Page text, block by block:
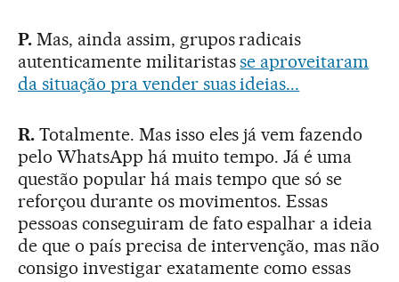
P.Mas, ainda assim, grupos radicais
autenticamente militaristasse aproveitaram
da situação pra vender suas ideias...
R.Totalmente. Mas isso eles já vem fazendo
pelo WhatsApp há muito tempo. Já é uma
questão popular há mais tempo que só se
reforçou durante os movimentos. Essas
pessoas conseguiram de fato espalhar a ideia
de que o país precisa de intervenção, mas não
consigo investigar exatamente como essas